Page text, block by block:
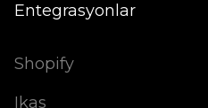
Entegrasyonlar
Shopify
Ikas